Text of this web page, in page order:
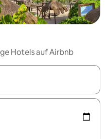
Hotels auf Airbnb
navigiere mit den